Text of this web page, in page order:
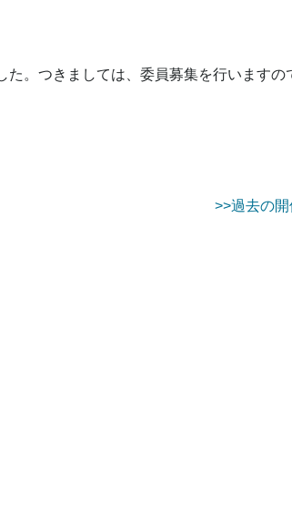
。つきましては、委員募集を行いますの
>>過去の